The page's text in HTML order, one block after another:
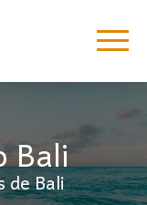
Bali
de Bali